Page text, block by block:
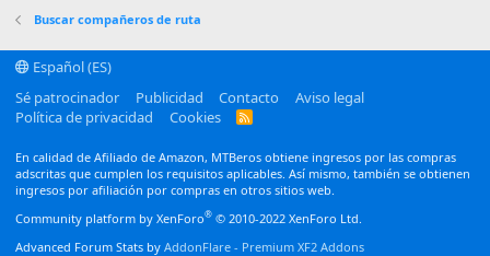
Verdana
Buscar compañeros de ruta
Español (ES)
Sé patrocinador
Publicidad Contacto
Aviso legal
Política de privacidad
Cookies
R
En calidad de Afiliado de Amazon, MTBeros obtiene ingresos por las compras
adscritas que cumplen los requisitos aplicables. Así mismo, también se obtienen
ingresos por afiliación por compras en otros sitios web.
Community platform by XenForo® © 2010-2022 XenForo Ltd.
Advanced Forum Stats by AddonFlare - Premium XF2 Addons